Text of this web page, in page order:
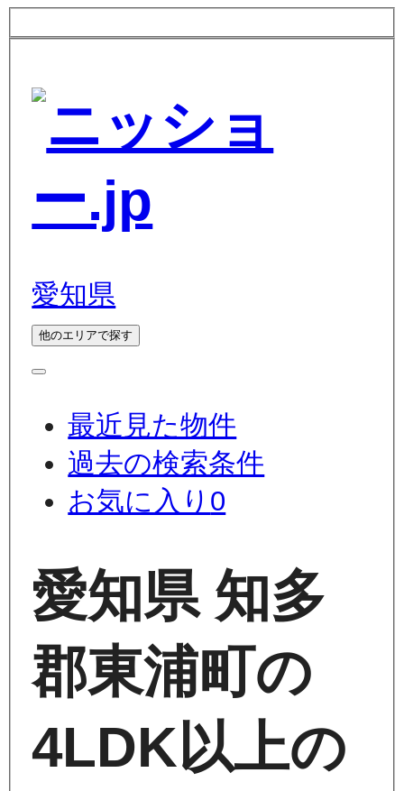
愛知県
他のエリアで探す
最近見た物件
過去の検索条件
お気に入り 0
愛知県 知多
郡東浦町の
4LDK以上の